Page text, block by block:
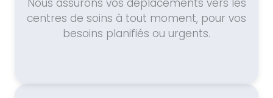
Nous assurons vos déplacements vers les
centres de soins à tout moment, pour vos
besoins planifiés ou urgents.